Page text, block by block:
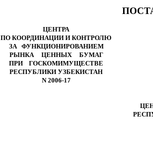
ЦЕНТРА
ПО КООРДИНАЦИИ И КОНТРОЛЮ
ЗА ФУНКЦИОНИРОВАНИЕМ
РЫНКА ЦЕННЫХ БУМАГ
ПРИ ГОСКОМИМУЩЕСТВЕ
РЕСПУБЛИКИ УЗБЕКИСТАН
N 2006-17